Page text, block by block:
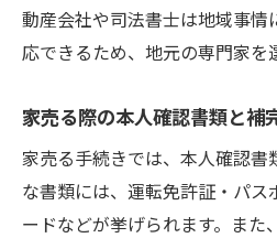
動産会社や司法書士は地域事情
応できるため、地元の専門家を
家売る際の本人確認書類と補
家売る手続きでは、本人確認書
な書類には、運転免許証・パス
ードなどが挙げられます。また